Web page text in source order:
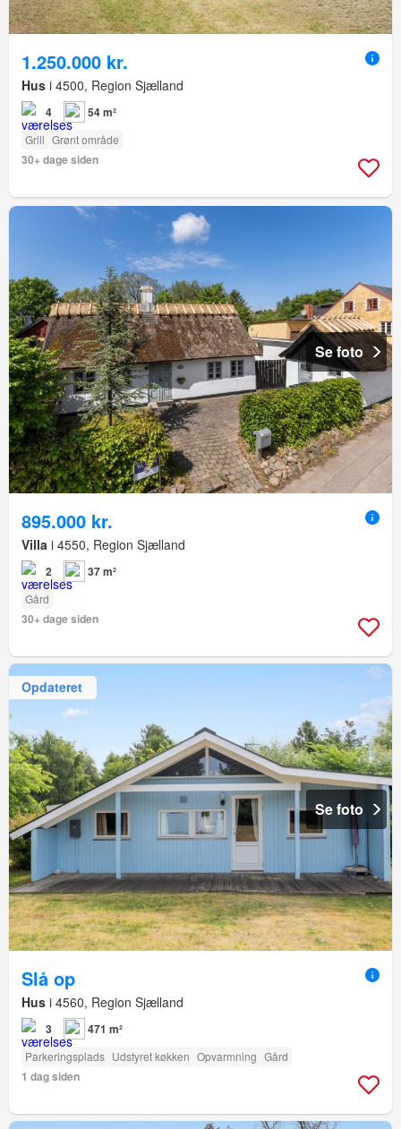
1.250.000 kr.
Hus i 4500, Region Sjælland
4 54 m²
Grill Grønt område
30+ dage siden
Se foto
895.000 kr.
Villa i 4550, Region Sjælland
2 37 m²
Gård
30+ dage siden
Opdateret
Se foto
Slå op
Hus i 4560, Region Sjælland
3 471 m²
Parkeringsplads Udstyret køkken Opvarmning Gård
1 dag siden